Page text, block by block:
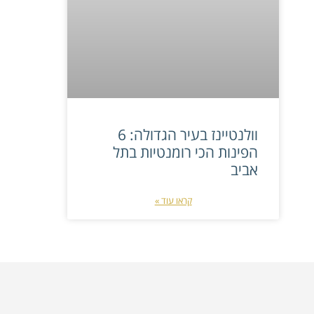
וולנטיינז בעיר הגדולה: 6
הפינות הכי רומנטיות בתל
אביב
קראו עוד »